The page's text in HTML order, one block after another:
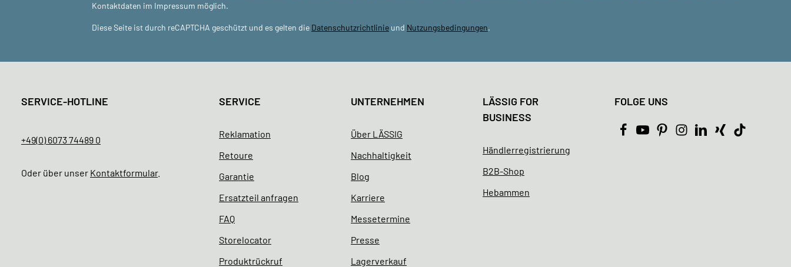
Kontaktdaten im Impressum möglich.
Diese Seite ist durch reCAPTCHA geschützt und es gelten die Datenschutzrichtlinie und Nutzungsbedingungen.
SERVICE-HOTLINE
+49(0) 6073 74489 0
Oder über unser Kontaktformular.
SERVICE
Reklamation
Retoure
Garantie
Ersatzteil anfragen
FAQ
Storelocator
Produktrückruf
UNTERNEHMEN
Über LÄSSIG
Nachhaltigkeit
Blog
Karriere
Messetermine
Presse
Lagerverkauf
LÄSSIG FOR
BUSINESS
Händlerregistrierung
B2B-Shop
Hebammen
FOLGE UNS